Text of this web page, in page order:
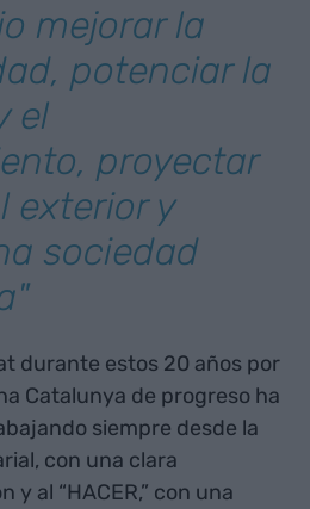
mejorar la
potenciar la
el
proyectar
exterior y
sociedad
durante estos 20 años por
Catalunya de progreso ha
siempre desde la
con una clara
y al “HACER,” con una